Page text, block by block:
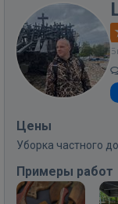
Цены
Уборка частного
Примеры работ